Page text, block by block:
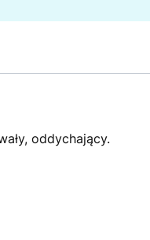
oddychający.